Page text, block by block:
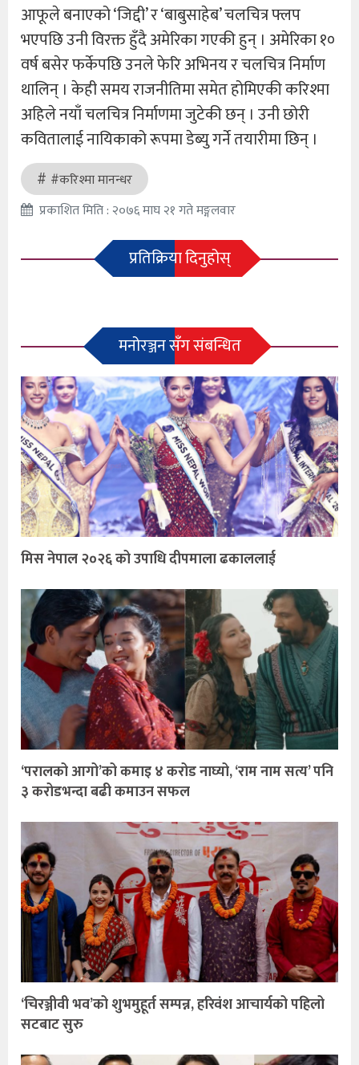
आफूले बनाएको ‘जिद्दी’ र ‘बाबुसाहेब’ चलचित्र फ्लप
भएपछि उनी विरक्त हुँदै अमेरिका गएकी हुन् । अमेरिका १०
वर्ष बसेर फर्केपछि उनले फेरि अभिनय र चलचित्र निर्माण
थालिन् । केही समय राजनीतिमा समेत होमिएकी करिश्मा
अहिले नयाँ चलचित्र निर्माणमा जुटेकी छन् । उनी छोरी
कवितालाई नायिकाको रूपमा डेब्यु गर्ने तयारीमा छिन् ।
#करिश्मा मानन्धर
प्रकाशित मिति : २०७६ माघ २१ गते मङ्गलवार
प्रतिक्रिया दिनुहोस्
मनोरञ्जन सँग संबन्धित
मिस नेपाल २०२६ को उपाधि दीपमाला ढकाललाई
‘परालको आगो’को कमाइ ४ करोड नाघ्यो, ‘राम नाम सत्य’ पनि
३ करोडभन्दा बढी कमाउन सफल
‘चिरञ्जीवी भव’को शुभमुहूर्त सम्पन्न, हरिवंश आचार्यको पहिलो
सटबाट सुरु